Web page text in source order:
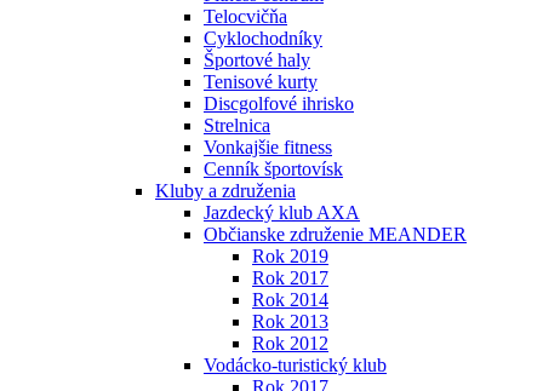
Telocvičňa
Cyklochodníky
Športové haly
Tenisové kurty
Discgolfové ihrisko
Strelnica
Vonkajšie fitness
Cenník športovísk
Kluby a združenia
Jazdecký klub AXA
Občianske združenie MEANDER
Rok 2019
Rok 2017
Rok 2014
Rok 2013
Rok 2012
Vodácko-turistický klub
Rok 2017